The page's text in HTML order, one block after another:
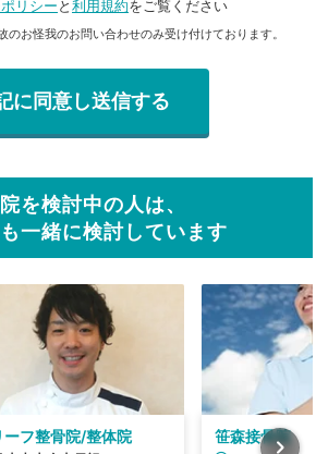
リシーと利用規約をご覧ください
お怪我のお問い合わせのみ受け付けております。
を検討中の人は、
一緒に検討しています
ーフ整骨院/整体院 笹森接骨院